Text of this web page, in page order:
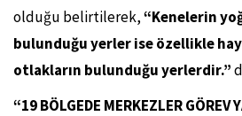
olduğu belirtilerek,“Kenelerin
bulunduğu yerler ise özellikle
otlakların bulunduğu yerlerdir.”
“19 BÖLGEDE MERKEZLER GÖREV